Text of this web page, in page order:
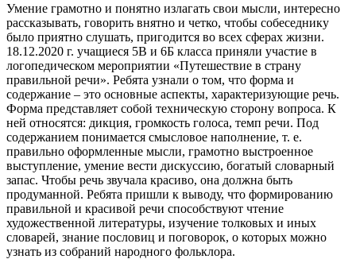
Умение грамотно и понятно излагать свои мысли, интересно
рассказывать, говорить внятно и четко, чтобы собеседнику
было приятно слушать, пригодится во всех сферах жизни.
18.12.2020 г. учащиеся 5В и 6Б класса приняли участие в
логопедическом мероприятии «Путешествие в страну
правильной речи». Ребята узнали о том, что форма и
содержание – это основные аспекты, характеризующие речь.
Форма представляет собой техническую сторону вопроса. К
ней относятся: дикция, громкость голоса, темп речи. Под
содержанием понимается смысловое наполнение, т. е.
правильно оформленные мысли, грамотно выстроенное
выступление, умение вести дискуссию, богатый словарный
запас. Чтобы речь звучала красиво, она должна быть
продуманной. Ребята пришли к выводу, что формированию
правильной и красивой речи способствуют чтение
художественной литературы, изучение толковых и иных
словарей, знание пословиц и поговорок, о которых можно
узнать из собраний народного фольклора.